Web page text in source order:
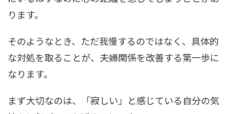
ります。
そのようなとき、ただ我慢するのではなく、具体的
な対処を取ることが、夫婦関係を改善する第一歩に
なります。
まず大切なのは、「寂しい」と感じている自分の気